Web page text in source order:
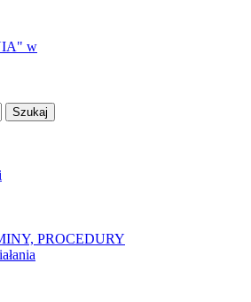
PROCEDURY